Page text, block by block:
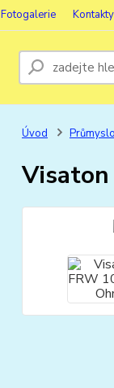
Fotogalerie Kontakty
Úvod